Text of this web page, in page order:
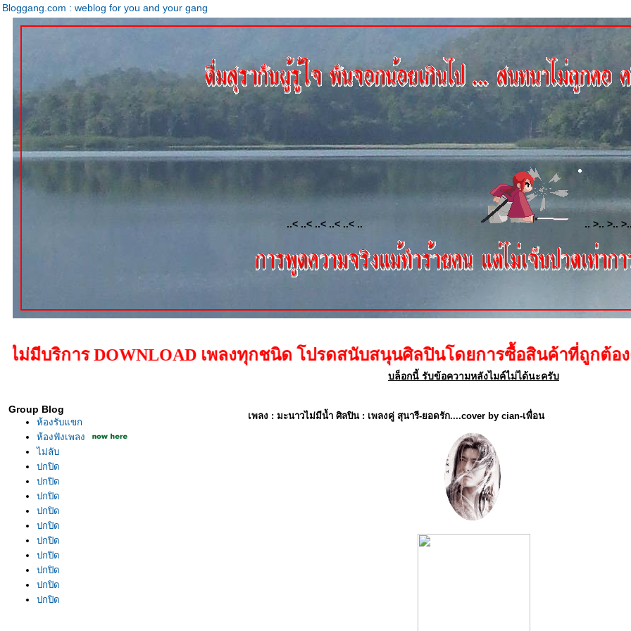
Bloggang.com : weblog for you and your gang
..< ..< ..< ..< ..< .. .. >.. >..
าร DOWNLOAD เพลงทุกชนิด โปรดสนับสนุนศิลปินโดยการซื้อสินค้าที่ถูกต้องตามลิข
บล็อกนี้ รับข้อความหลังไมค์ไม่ได้นะครับ
Group Blog
ห้องรับแขก
ห้องฟังเพลง
ไม่ลับ
ปกปิด
ปกปิด
ปกปิด
ปกปิด
ปกปิด
ปกปิด
ปกปิด
ปกปิด
ปกปิด
ปกปิด
เพลง : มะนาวไม่มีน้ำ ศิลปิน : เพลงคู่ สุนารี-ยอดรัก....cover by cian-เพื่อน